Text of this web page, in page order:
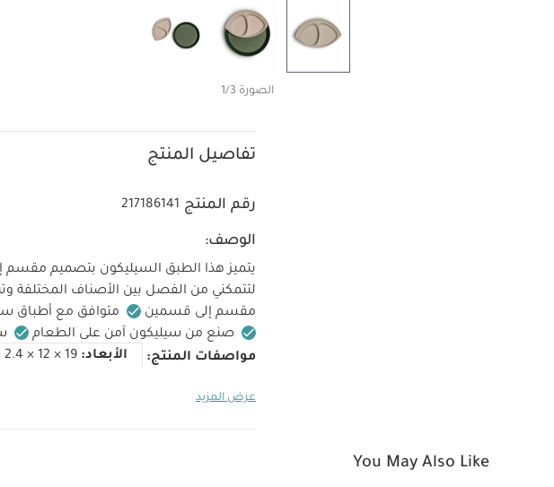
الصورة 1/3
تفاصيل المنتج
رقم المنتج 217186141
الوصف:
يتميز هذا الطبق السيليكون بتصميم مقسم
لتتمكني من الفصل بين الأصناف المختلفة
مقسم إلى قسمين
متوافق مع أطباق
صنع من سيليكون آمن على الطعام
مواصفات المنتج:
الأبعاد: 19 × 12 × 2.4 سم
عضوي بلون أبيض - 5 قطع
عرض المزيد
You May Also Like